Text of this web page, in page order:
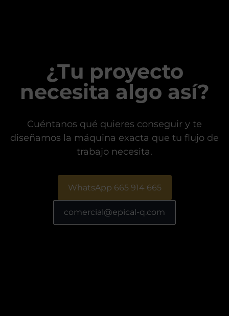
¿Tu proyecto
necesita algo así?
Cuéntanos qué quieres conseguir y te
diseñamos la máquina exacta que tu flujo de
trabajo necesita.
WhatsApp 665 914 665
comercial@epical-q.com